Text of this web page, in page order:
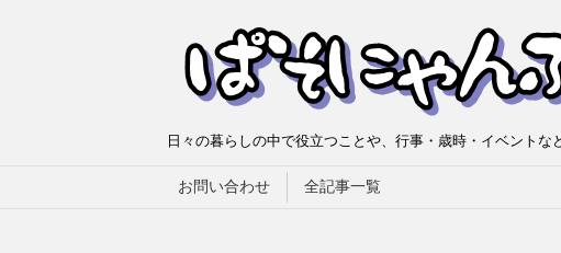
日々の暮らしの中で役立つことや、行事・歳時・イベント
お問い合わせ 全記事一覧